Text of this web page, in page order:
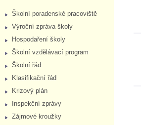
Školní poradenské pracoviště
Výroční zpráva školy
Hospodaření školy
Školní vzdělávací program
Školní řád
Klasifikační řád
Krizový plán
Inspekční zprávy
Zájmové kroužky